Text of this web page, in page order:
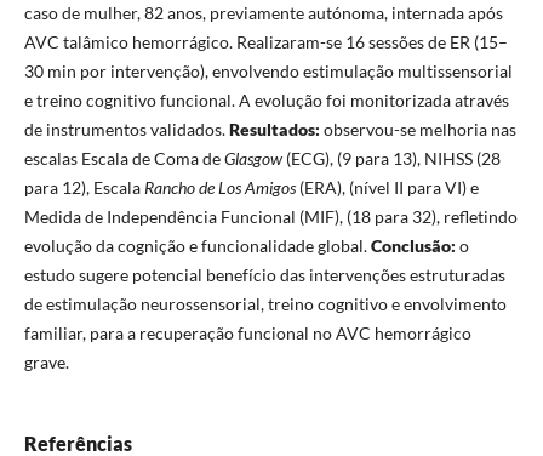
caso de mulher, 82 anos, previamente autónoma, internada após
AVC talâmico hemorrágico. Realizaram-se 16 sessões de ER (15–
30 min por intervenção), envolvendo estimulação multissensorial
e treino cognitivo funcional. A evolução foi monitorizada através
de instrumentos validados.Resultados: observou-se melhoria nas
escalas Escala de Coma deGlasgow(ECG), (9 para 13), NIHSS (28
para 12), EscalaRancho de Los Amigos (ERA), (nível II para VI) e
Medida de Independência Funcional (MIF), (18 para 32), refletindo
evolução da cognição e funcionalidade global.Conclusão: o
estudo sugere potencial benefício das intervenções estruturadas
de estimulação neurossensorial, treino cognitivo e envolvimento
familiar, para a recuperação funcional no AVC hemorrágico
grave.
Referências